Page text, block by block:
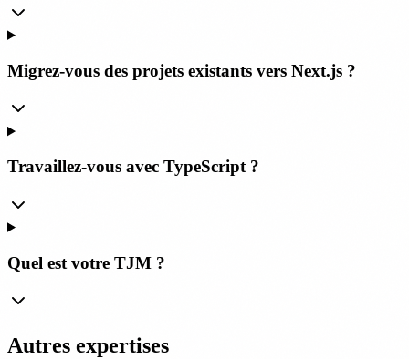
Migrez-vous des projets existants vers Next.js ?
Travaillez-vous avec TypeScript ?
Quel est votre TJM ?
Autres expertises